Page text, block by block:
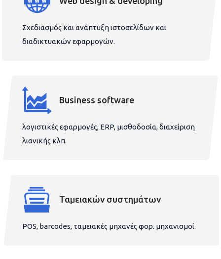
Σχεδιασμός και ανάπτυξη ιστοσελίδων και
διαδικτυακών εφαρμογών.
Business software
λογιστικές εφαρμογές, ERP, μισθοδοσία, διαχείριση
λιανικής κλπ.
Ταμειακών συστημάτων
POS, barcodes, ταμειακές μηχανές φορ. μηχανισμοί.